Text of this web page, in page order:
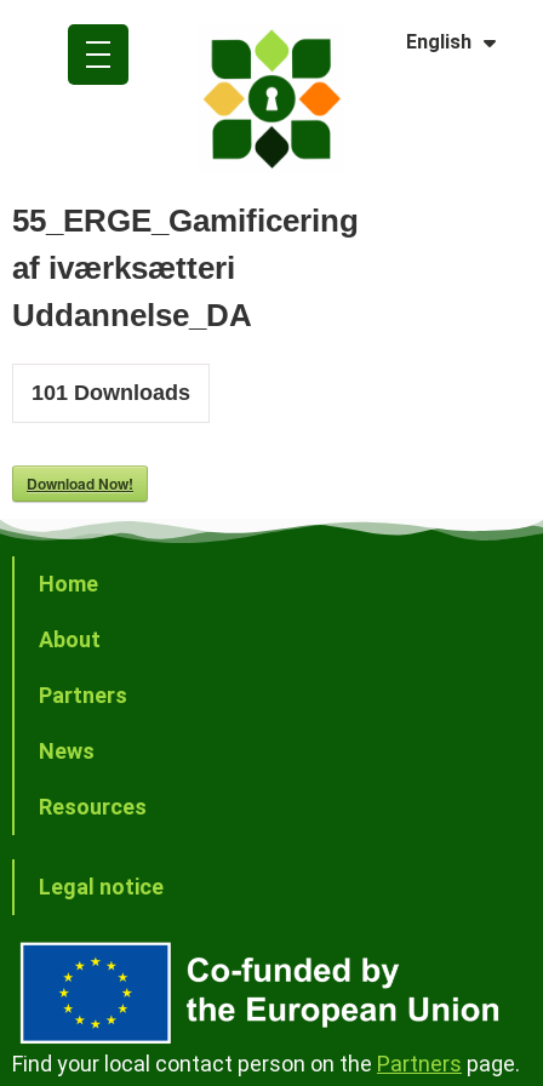
English
Polski
55_ERGE_Gamificering
af iværksætteri
Uddannelse_DA
101 Downloads
Download Now!
Home
About
Partners
News
Resources
Legal notice
Find your local contact person on the Partners page.